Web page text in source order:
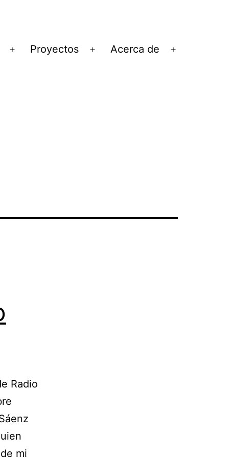
Abrir
Proyectos
Abrir
Acerca de
Radio
mi